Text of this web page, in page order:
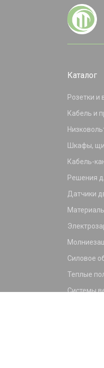
Каталог
Розетки и
Кабель и
Шкафы,
Кабель-
Решения
Датчики
Силовое
Теплые
Системы